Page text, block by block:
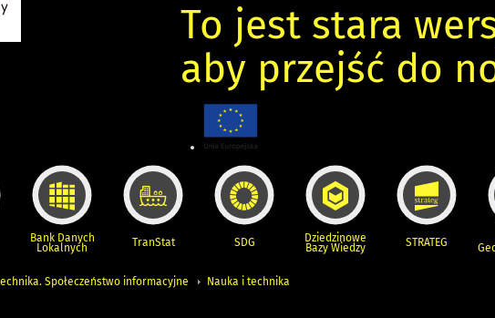
To jest stara
aby przejść do
Bank Danych
Lokalnych TranStat SDG Dziedzinowe
Bazy Wiedzy STRATEG
Społeczeństwo informacyjne Nauka i technika